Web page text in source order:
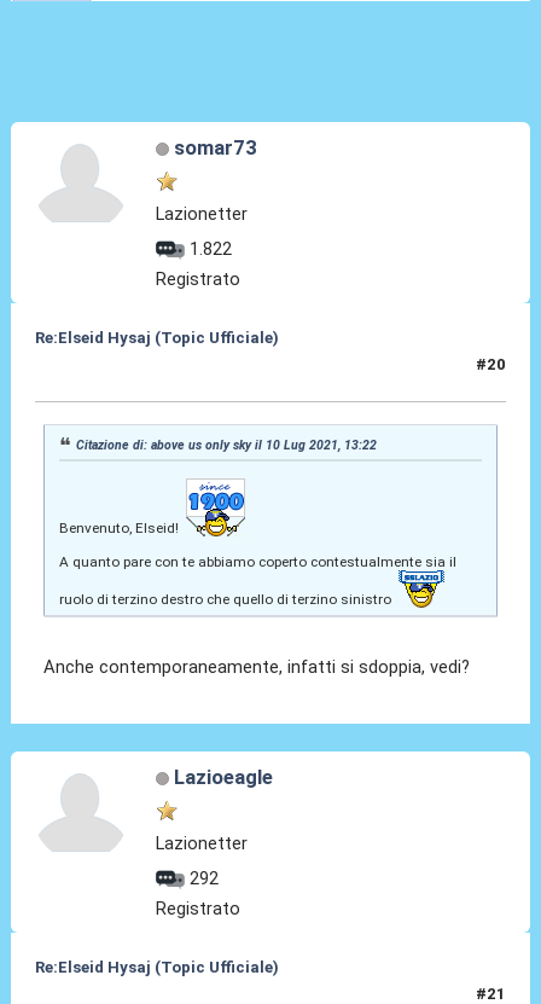
somar73
Lazionetter
1.822
Registrato
Re:Elseid Hysaj (Topic Ufficiale)
#20
Citazione di: above us only sky il 10 Lug 2021, 13:22
Benvenuto, Elseid!
A quanto pare con te abbiamo coperto contestualmente sia il
ruolo di terzino destro che quello di terzino sinistro
Anche contemporaneamente, infatti si sdoppia, vedi?
Lazioeagle
Lazionetter
292
Registrato
Re:Elseid Hysaj (Topic Ufficiale)
#21